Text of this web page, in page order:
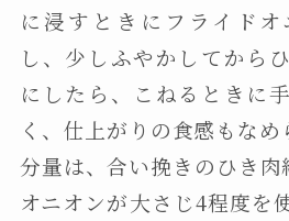
に浸すときにフライド
し、少しふやかしてから
にしたら、こねるときに
く、仕上がりの食感もなめ
分量は、合い挽きのひき
オニオンが大さじ4程度を